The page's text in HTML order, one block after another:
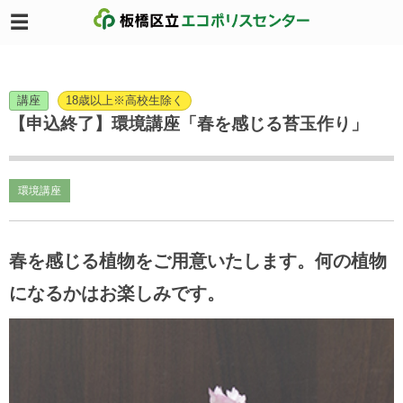
講座 18歳以上※高校生除く
【申込終了】環境講座「春を感じる苔玉作り」
環境講座
春を感じる植物をご用意いたします。何の植物
になるかはお楽しみです。